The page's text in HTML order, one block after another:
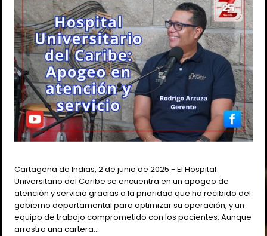
Cartagena de Indias, 2 de junio de 2025.- El Hospital
Universitario del Caribe se encuentra en un apogeo de
atención y servicio gracias a la prioridad que ha recibido del
gobierno departamental para optimizar su operación, y un
equipo de trabajo comprometido con los pacientes. Aunque
arrastra una cartera…